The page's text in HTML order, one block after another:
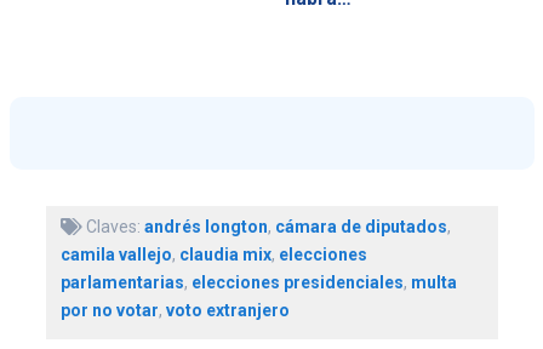
Claves: andrés longton, cámara de diputados,
camila vallejo, claudia mix, elecciones
parlamentarias, elecciones presidenciales, multa
por no votar, voto extranjero